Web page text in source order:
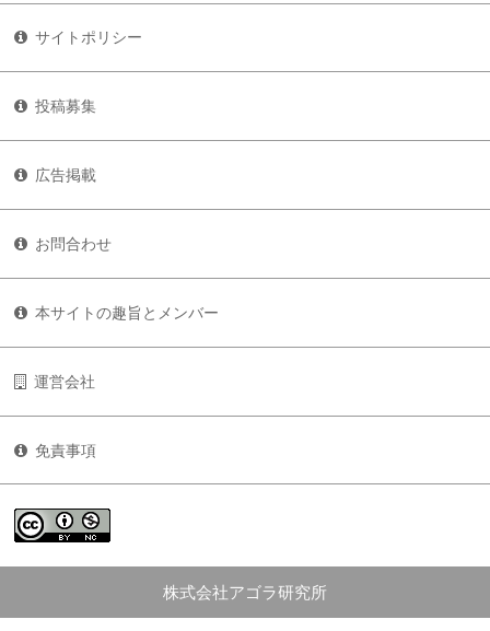
サイトポリシー
投稿募集
広告掲載
お問合わせ
本サイトの趣旨とメンバー
運営会社
免責事項
株式会社アゴラ研究所